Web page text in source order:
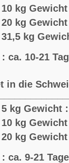
10 kg
20 kg
kg
ca. 10-21
in die
5 kg
10 kg
kg
ca. 9-21 Tage